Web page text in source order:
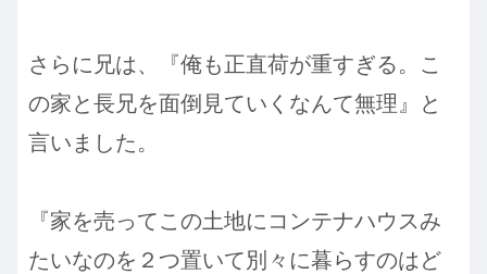
さらに兄は、『俺も正直荷が重すぎる。こ
の家と長兄を面倒見ていくなんて無理』と
言いました。
『家を売ってこの土地にコンテナハウスみ
たいなのを２つ置いて別々に暮らすのはど